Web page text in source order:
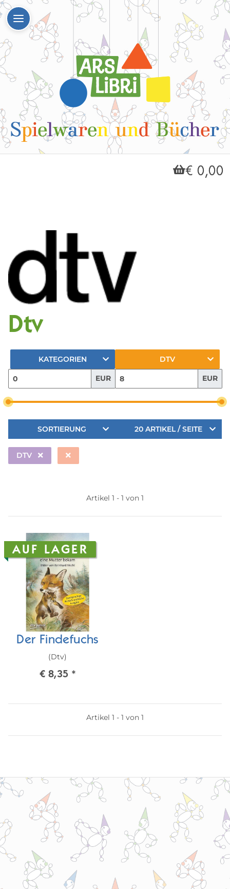
€ 0,00
Dtv
KATEGORIEN DTV
EUR EUR
SORTIERUNG 20 ARTIKEL / SEITE
DTV
Artikel 1 - 1 von 1
AUF LAGER
Der Findefuchs
(Dtv)
€ 8,35 *
Artikel 1 - 1 von 1